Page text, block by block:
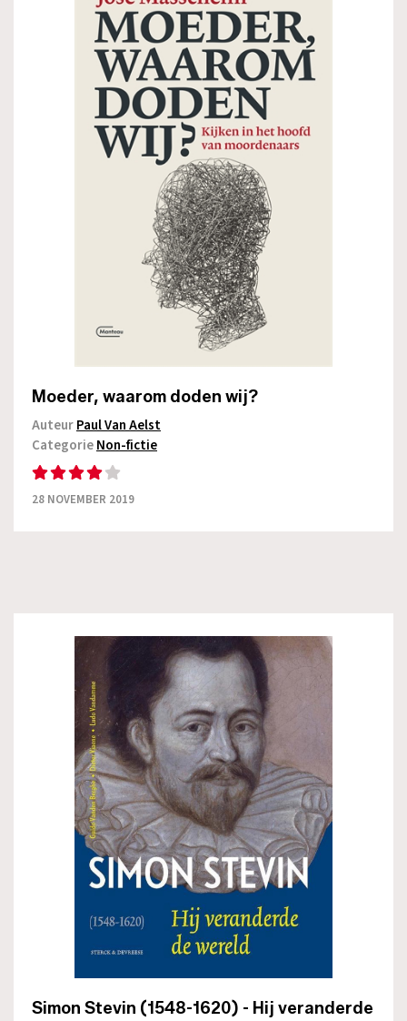
Moeder, waarom doden wij?
AuteurPaul Van Aelst
CategorieNon-fictie
28 NOVEMBER 2019
Simon Stevin (1548-1620) - Hij veranderde